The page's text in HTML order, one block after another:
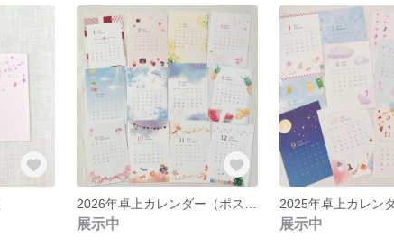
展示中 展示中